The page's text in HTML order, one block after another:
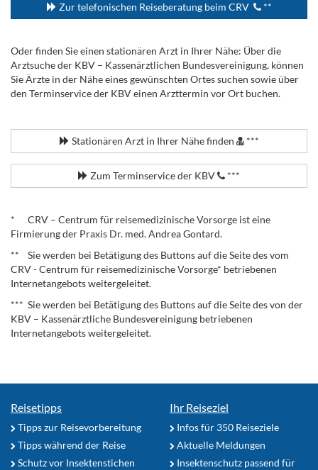
Zur telefonischen Reiseberatung beim CRV **
Oder finden Sie einen stationären Arzt in Ihrer Nähe: Über die
Arztsuche der KBV – Kassenärztlichen Bundesvereinigung, können
Sie Ärzte in der Nähe eines gewünschten Ortes suchen sowie über
den Terminservice der KBV einen Arzttermin vor Ort buchen.
Stationären Arzt in Ihrer Nähe finden ***
Zum Terminservice der KBV ***
* CRV – Centrum für reisemedizinische Vorsorge ist eine
Firmierung der Praxis Dr. med. Andrea Gontard.
** Sie werden bei Betätigung des Buttons auf die Seite des vom
CRV - Centrum für reisemedizinische Vorsorge* betriebenen
Internetangebots weitergeleitet.
*** Sie werden bei Betätigung des Buttons auf die Seite des von der
KBV – Kassenärztliche Bundesvereinigung betriebenen
Internetangebots weitergeleitet.
Reisetipps
Tipps zur Reisevorbereitung
Tipps während der Reise
Schutz vor Insektenstichen
Ihr Reiseziel
Infos für 350 Reiseziele
Aktuelle Meldungen
Insektenschutz passend für